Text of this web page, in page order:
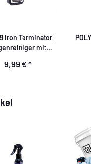
Iron Terminator
mit
500 ml
9,99 € *